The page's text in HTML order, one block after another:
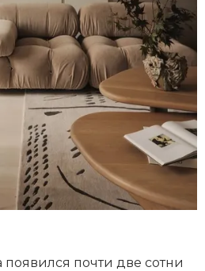
появился почти две сотни